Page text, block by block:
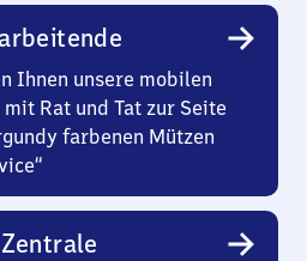
Ihnen unsere mobilen
Rat und Tat zur Seite
farbenen Mützen